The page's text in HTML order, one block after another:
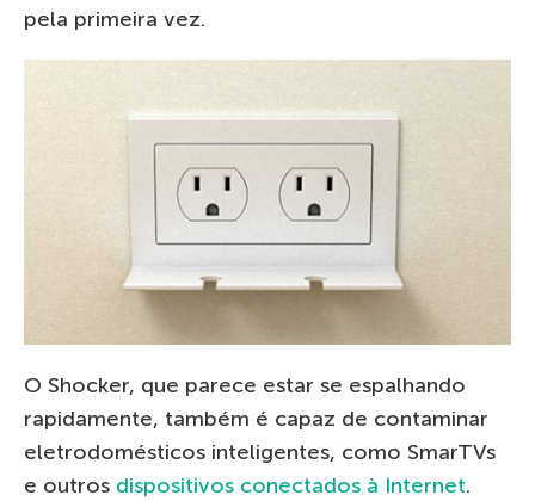
pela primeira vez.
O Shocker, que parece estar se espalhando
rapidamente, também é capaz de contaminar
eletrodomésticos inteligentes, como SmarTVs
e outros dispositivos conectados à Internet.